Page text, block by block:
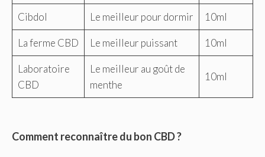
Cibdol Le meilleur pour dormir 10ml
La ferme CBD Le meilleur puissant 10ml
Laboratoire
CBD
Le meilleur au goût de
menthe
10ml
Comment reconnaître du bon CBD ?